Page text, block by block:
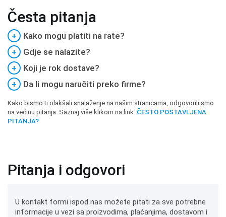
Česta pitanja
+
Kako mogu platiti na rate?
+
Gdje se nalazite?
+
Koji je rok dostave?
+
Da li mogu naručiti preko firme?
Kako bismo ti olakšali snalaženje na našim stranicama, odgovorili smo
na većinu pitanja. Saznaj više klikom na link: ČESTO POSTAVLJENA
PITANJA?
Pitanja i odgovori
U kontakt formi ispod nas možete pitati za sve potrebne
informacije u vezi sa proizvodima, plaćanjima, dostavom i